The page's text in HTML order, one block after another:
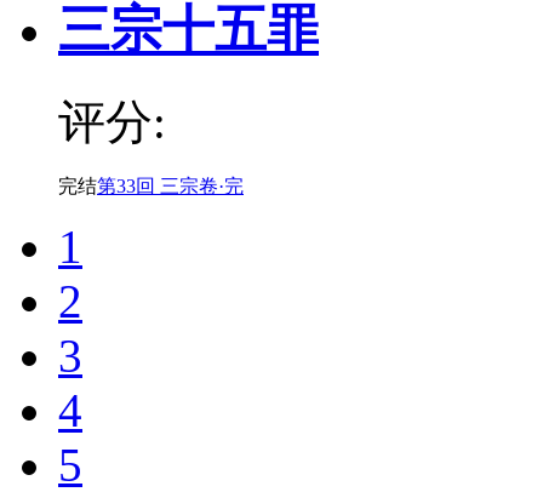
三宗十五罪
评分:
完结第33回 三宗卷·完
1
2
3
4
5